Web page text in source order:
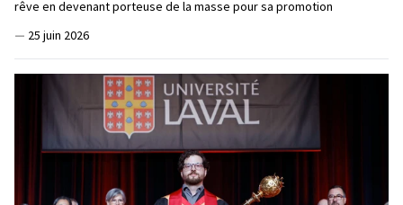
rêve en devenant porteuse de la masse pour sa promotion
— 25 juin 2026